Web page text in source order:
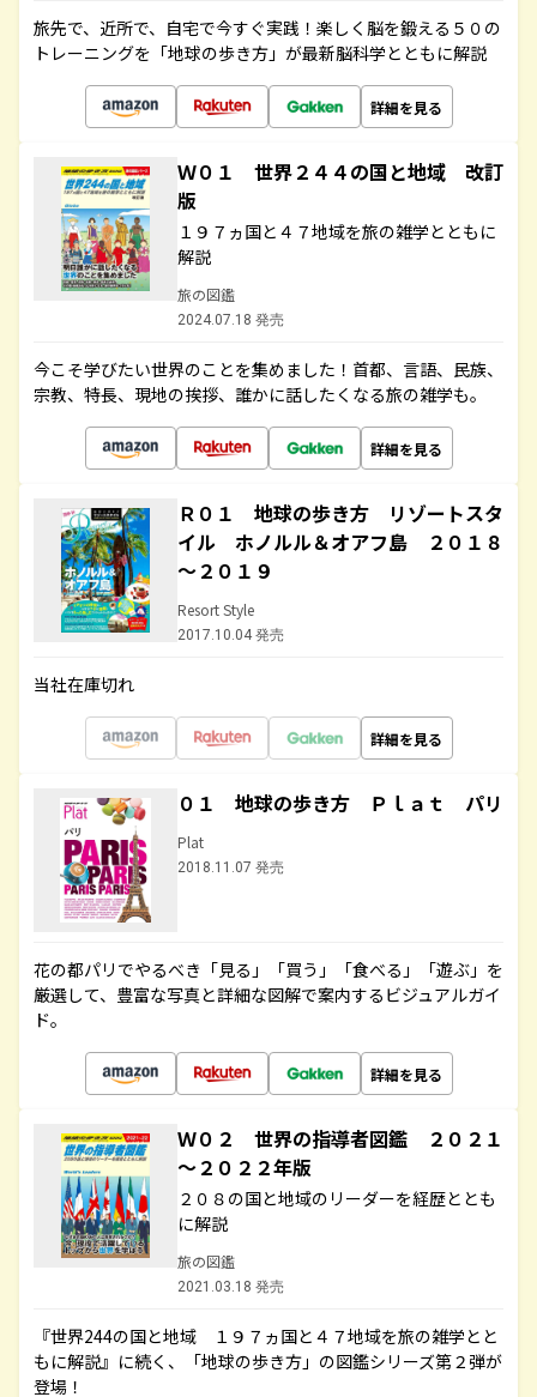
旅先で、近所で、自宅で今すぐ実践！楽しく脳を鍛える５０の
トレーニングを「地球の歩き方」が最新脳科学とともに解説
詳細を見る
Ｗ０１ 世界２４４の国と地域 改訂
版
１９７ヵ国と４７地域を旅の雑学とともに
解説
旅の図鑑
2024.07.18 発売
今こそ学びたい世界のことを集めました！首都、言語、民族、
宗教、特長、現地の挨拶、誰かに話したくなる旅の雑学も。
詳細を見る
Ｒ０１ 地球の歩き方 リゾートスタ
イル ホノルル＆オアフ島 ２０１８
～２０１９
Resort Style
2017.10.04 発売
当社在庫切れ
詳細を見る
０１ 地球の歩き方 Ｐｌａｔ パリ
Plat
2018.11.07 発売
花の都パリでやるべき「見る」「買う」「食べる」「遊ぶ」を
厳選して、豊富な写真と詳細な図解で案内するビジュアルガイ
ド。
詳細を見る
Ｗ０２ 世界の指導者図鑑 ２０２１
～２０２２年版
２０８の国と地域のリーダーを経歴ととも
に解説
旅の図鑑
2021.03.18 発売
『世界244の国と地域 １９７ヵ国と４７地域を旅の雑学とと
もに解説』に続く、「地球の歩き方」の図鑑シリーズ第２弾が
登場！